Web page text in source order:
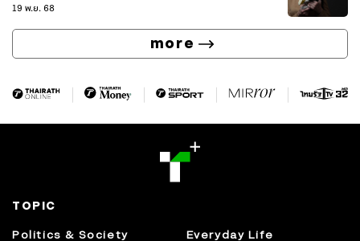
19 พ.ย. 68
more
TOPIC
Politics & Society Everyday Life